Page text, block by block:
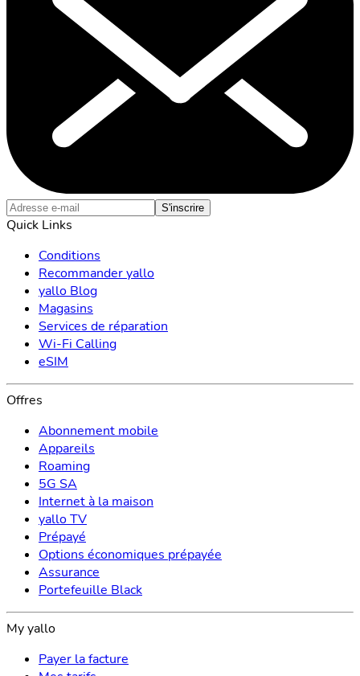
S'inscrire
Quick Links
Conditions
Recommander yallo
yallo Blog
Magasins
Services de réparation
Wi-Fi Calling
eSIM
Offres
Abonnement mobile
Appareils
Roaming
5G SA
Internet à la maison
yallo TV
Prépayé
Options économiques prépayée
Assurance
Portefeuille Black
My yallo
Payer la facture